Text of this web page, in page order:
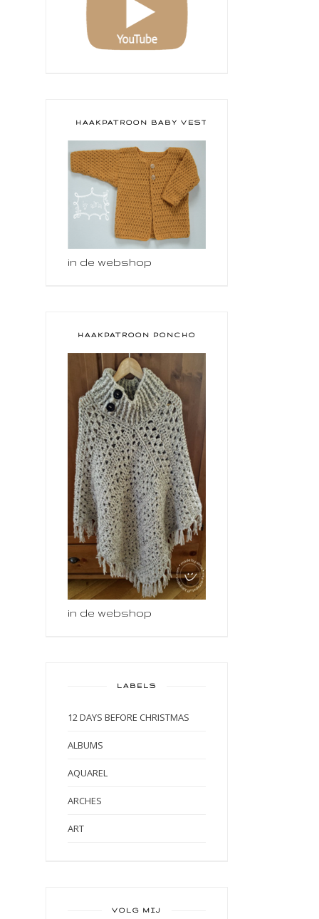
HAAKPATROON BABY VESTJE
in de webshop
HAAKPATROON PONCHO
in de webshop
LABELS
12 DAYS BEFORE CHRISTMAS
ALBUMS
AQUAREL
ARCHES
ART
VOLG MIJ